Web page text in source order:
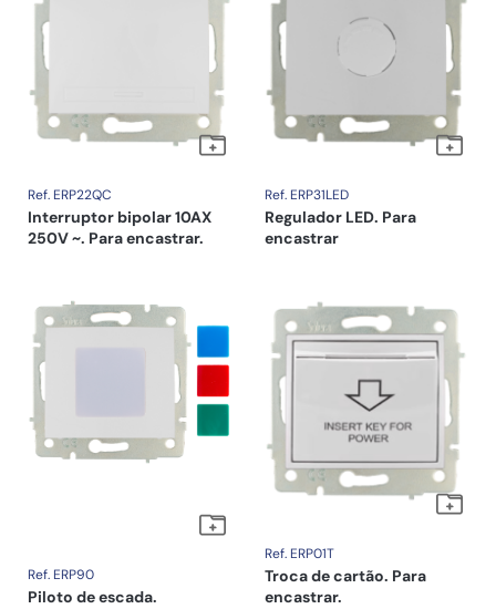
Ref. ERP22QC
Interruptor bipolar 10AX
250V ~. Para encastrar.
Ref. ERP31LED
Regulador LED. Para
encastrar
Ref. ERP90
Piloto de escada.
Ref. ERP01T
Troca de cartão. Para
encastrar.